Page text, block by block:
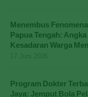
Menembus
Papua Tengah:
Kesadaran Warga
Program Dokter
Jaya: Jemput Bola